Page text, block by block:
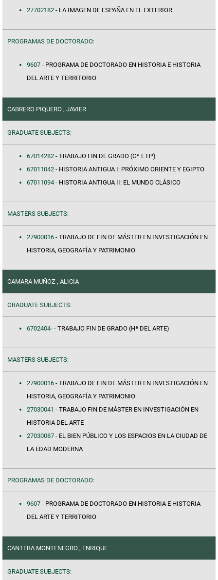
27702182 - LA IMAGEN DE ESPAÑA EN EL EXTERIOR
PROGRAMAS DE DOCTORADO:
9607 - PROGRAMA DE DOCTORADO EN HISTORIA E HISTORIA
DEL ARTE Y TERRITORIO
CABRERO PIQUERO , JAVIER
GRADUATE SUBJECTS:
67014282 - TRABAJO FIN DE GRADO (Gª E Hª)
67011042 - HISTORIA ANTIGUA I: PRÓXIMO ORIENTE Y EGIPTO
67011094 - HISTORIA ANTIGUA II: EL MUNDO CLÁSICO
MASTERS SUBJECTS:
27900016 - TRABAJO DE FIN DE MÁSTER EN INVESTIGACIÓN EN
HISTORIA, GEOGRAFÍA Y PATRIMONIO
CAMARA MUÑOZ , ALICIA
GRADUATE SUBJECTS:
6702404- - TRABAJO FIN DE GRADO (Hª DEL ARTE)
MASTERS SUBJECTS:
27900016 - TRABAJO DE FIN DE MÁSTER EN INVESTIGACIÓN EN
HISTORIA, GEOGRAFÍA Y PATRIMONIO
27030041 - TRABAJO FIN DE MÁSTER EN INVESTIGACIÓN EN
HISTORIA DEL ARTE
27030087 - EL BIEN PÚBLICO Y LOS ESPACIOS EN LA CIUDAD DE
LA EDAD MODERNA
PROGRAMAS DE DOCTORADO:
9607 - PROGRAMA DE DOCTORADO EN HISTORIA E HISTORIA
DEL ARTE Y TERRITORIO
CANTERA MONTENEGRO , ENRIQUE
GRADUATE SUBJECTS: